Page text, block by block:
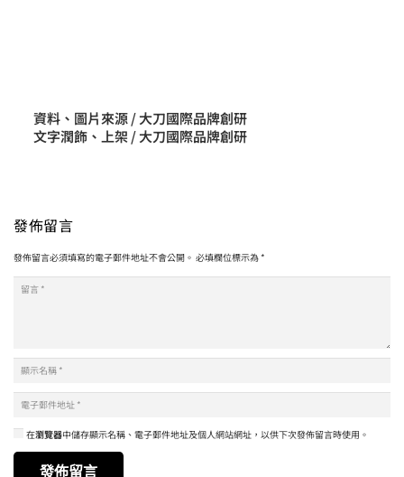
資料、圖片來源 / 大刀國際品牌創研
文字潤飾、上架 / 大刀國際品牌創研
發佈留言
發佈留言必須填寫的電子郵件地址不會公開。 必填欄位標示為*
在瀏覽器中儲存顯示名稱、電子郵件地址及個人網站網址，以供下次發佈留言時使用。
發佈留言